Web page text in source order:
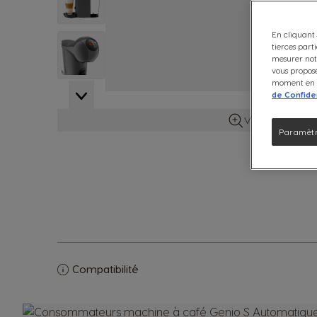
View larger image
View larger image
Voir plus
Compatibilité
En cliquant
tierces
mesurer
vous
moment en
de